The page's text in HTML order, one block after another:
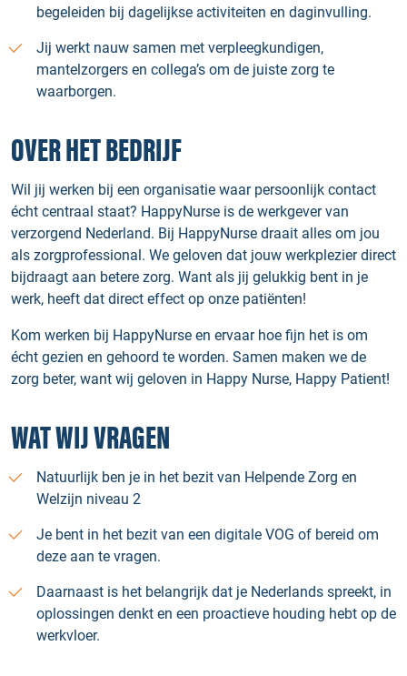
begeleiden bij dagelijkse activiteiten en daginvulling.
Jij werkt nauw samen met verpleegkundigen,
mantelzorgers en collega’s om de juiste zorg te
waarborgen.
OVER HET BEDRIJF
Wil jij werken bij een organisatie waar persoonlijk contact
écht centraal staat? HappyNurse is de werkgever van
verzorgend Nederland. Bij HappyNurse draait alles om jou
als zorgprofessional. We geloven dat jouw werkplezier direct
bijdraagt aan betere zorg. Want als jij gelukkig bent in je
werk, heeft dat direct effect op onze patiënten!
Kom werken bij HappyNurse en ervaar hoe fijn het is om
écht gezien en gehoord te worden. Samen maken we de
zorg beter, want wij geloven in Happy Nurse, Happy Patient!
WAT WIJ VRAGEN
Natuurlijk ben je in het bezit van Helpende Zorg en
Welzijn niveau 2
Je bent in het bezit van een digitale VOG of bereid om
deze aan te vragen.
Daarnaast is het belangrijk dat je Nederlands spreekt, in
oplossingen denkt en een proactieve houding hebt op de
werkvloer.